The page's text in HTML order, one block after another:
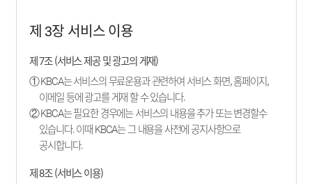
제 3장 서비스 이용
제 7조 (서비스 제공 및 광고의 게재)
① KBCA는 서비스의 무료운용과 관련하여 서비스 화면, 홈페이지,
이메일 등에 광고를 게재 할 수 있습니다.
② KBCA는 필요한 경우에는 서비스의 내용을 추가 또는 변경할수
있습니다. 이때 KBCA는 그 내용을 사전에 공지사항으로
공시합니다.
제 8조 (서비스 이용)